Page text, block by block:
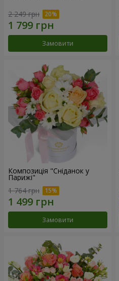
2 249 грн
Замовити
Композиція "Сніданок у
Парижі"
1 764 грн
Замовити